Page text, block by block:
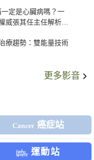
一定是心臟病嗎？一
威張其任主任解析支
療趨勢：雙能量技術
更多影音
癌症站
運動站